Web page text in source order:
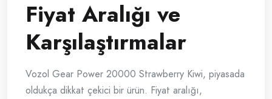
Fiyat Aralığı ve
Karşılaştırmalar
Vozol Gear Power 20000 Strawberry Kiwi, piyasada
oldukça dikkat çekici bir ürün. Fiyat aralığı,